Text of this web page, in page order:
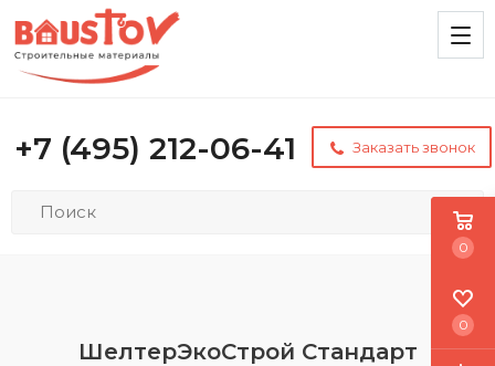
+7 (495) 212-06-41 Заказать звонок
ШелтерЭкоСтрой Стандарт
0
0